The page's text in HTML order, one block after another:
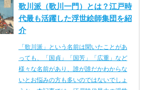
歌川派（歌川一門）とは？江戸時
代最も活躍した浮世絵師集団を紹
介
「歌川派」という名前は聞いたことがあ
っても、「国貞」「国芳」「広重」など
様々な名前があり、誰が誰だかわからな
いとお悩みの方も多いのではないでしょ